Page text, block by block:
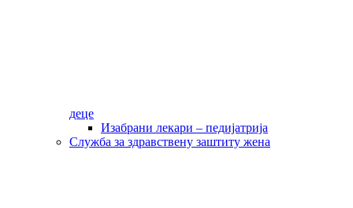
деце
Изабрани лекари – педијатрија
Служба за здравствену заштиту жена